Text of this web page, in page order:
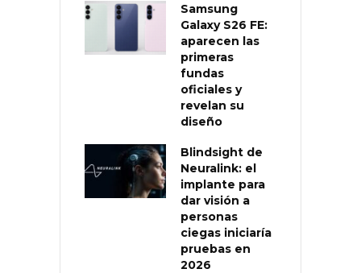
Samsung
Galaxy S26 FE:
aparecen las
primeras
fundas
oficiales y
revelan su
diseño
Blindsight de
Neuralink: el
implante para
dar visión a
personas
ciegas iniciaría
pruebas en
2026